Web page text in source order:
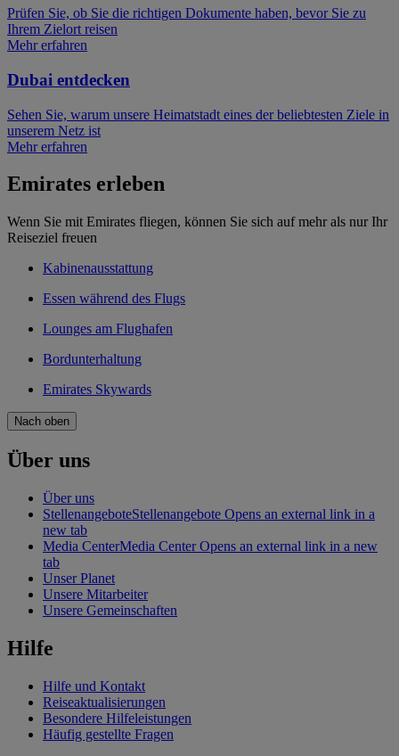
Prüfen Sie, ob Sie die richtigen Dokumente haben, bevor Sie zu
Ihrem Zielort reisen
Mehr erfahren
Dubai entdecken
Sehen Sie, warum unsere Heimatstadt eines der beliebtesten Ziele in
unserem Netz ist
Mehr erfahren
Emirates erleben
Wenn Sie mit Emirates fliegen, können Sie sich auf mehr als nur Ihr
Reiseziel freuen
Kabinenausstattung
Essen während des Flugs
Lounges am Flughafen
Bordunterhaltung
Emirates Skywards
Nach oben
Über uns
Über uns
StellenangeboteStellenangebote Opens an external link in a
new tab
Media CenterMedia Center Opens an external link in a new
tab
Unser Planet
Unsere Mitarbeiter
Unsere Gemeinschaften
Hilfe
Hilfe und Kontakt
Reiseaktualisierungen
Besondere Hilfeleistungen
Häufig gestellte Fragen